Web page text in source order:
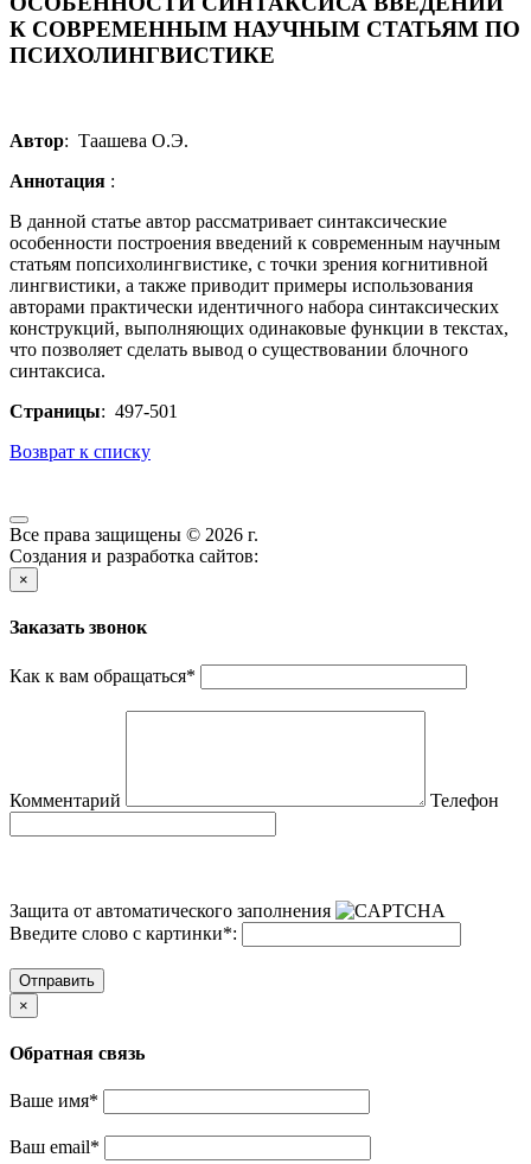
К СОВРЕМЕННЫМ НАУЧНЫМ СТАТЬЯМ ПО
ПСИХОЛИНГВИСТИКЕ
Автор: Таашева О.Э.
Аннотация :
В данной статье автор рассматривает синтаксические
особенности построения введений к современным научным
статьям попсихолингвистике, с точки зрения когнитивной
лингвистики, а также приводит примеры использования
авторами практически идентичного набора синтаксических
конструкций, выполняющих одинаковые функции в текстах,
что позволяет сделать вывод о существовании блочного
синтаксиса.
Страницы: 497-501
Возврат к списку
Все права защищены © 2026 г.
Создания и разработка сайтов:
×
Заказать звонок
Как к вам обращаться*
Комментарий Телефон
Защита от автоматического заполнения
Введите слово с картинки*:
Отправить
×
Обратная связь
Ваше имя*
Ваш email*